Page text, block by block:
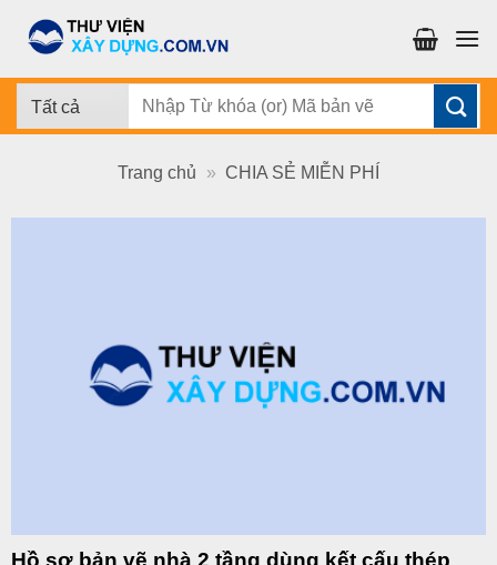
đến
dung
Tìm
Trang chủ » CHIA SẺ MIỄN PHÍ
Hồ sơ bản vẽ nhà 2 tầng dùng kết cấu thép